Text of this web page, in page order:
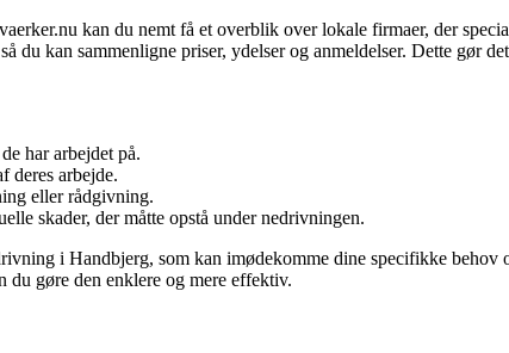
kan du nemt få et overblik over lokale firmaer, der
kan sammenligne priser, ydelser og anmeldelser. Dette gør
har arbejdet på.
deres arbejde.
eller rådgivning.
skader, der måtte opstå under nedrivningen.
i Handbjerg, som kan imødekomme dine specifikke
du gøre den enklere og mere effektiv.